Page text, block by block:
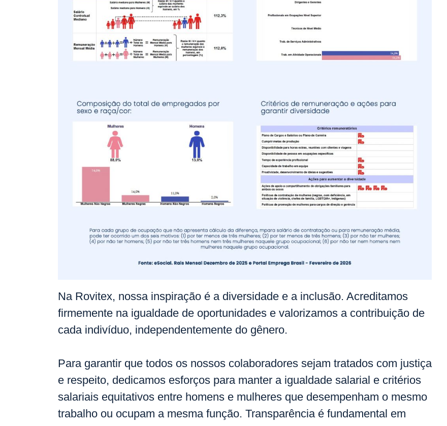
Na Rovitex, nossa inspiração é a diversidade e a inclusão. Acreditamos
firmemente na igualdade de oportunidades e valorizamos a contribuição de
cada indivíduo, independentemente do gênero.
Para garantir que todos os nossos colaboradores sejam tratados com justiça
e respeito, dedicamos esforços para manter a igualdade salarial e critérios
salariais equitativos entre homens e mulheres que desempenham o mesmo
trabalho ou ocupam a mesma função. Transparência é fundamental em